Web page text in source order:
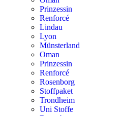
Prinzessin
Renforcé
Lindau
Lyon
Münsterland
Oman
Prinzessin
Renforcé
Rosenborg
Stoffpaket
Trondheim
Uni Stoffe